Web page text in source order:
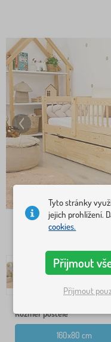
Rozměr postele
160x80 cm
Tyto stránky
jejich prohlížení.
cookies.
Přijmout
Přijmout